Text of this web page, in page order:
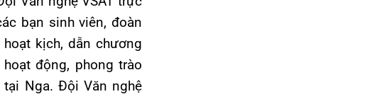
bạn sinh viên, đoàn
kịch, dẫn chương
động, phong trào
tại Nga. Đội Văn nghệ